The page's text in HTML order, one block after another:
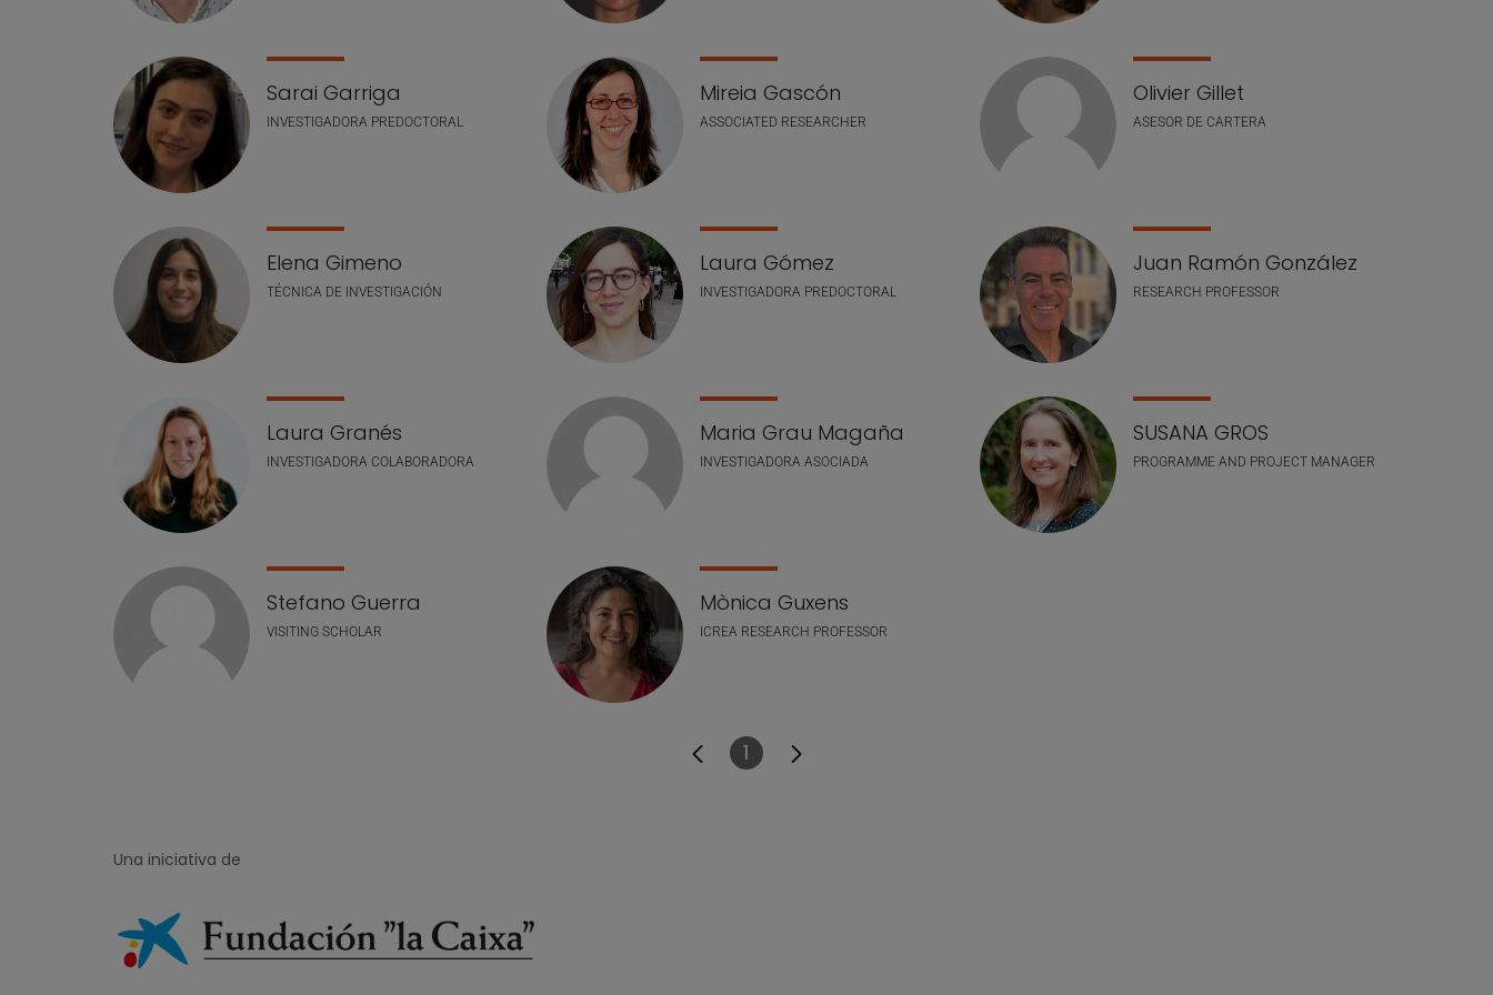
Sarai Garriga
INVESTIGADORA PREDOCTORAL
Mireia Gascón
ASSOCIATED RESEARCHER
Olivier Gillet
ASESOR DE CARTERA
Elena Gimeno
TÉCNICA DE INVESTIGACIÓN
Laura Gómez
INVESTIGADORA PREDOCTORAL
Juan Ramón González
RESEARCH PROFESSOR
Laura Granés
INVESTIGADORA COLABORADORA
Maria Grau Magaña
INVESTIGADORA ASOCIADA
SUSANA GROS
PROGRAMME AND PROJECT MANAGER
Stefano Guerra
VISITING SCHOLAR
Mònica Guxens
ICREA RESEARCH PROFESSOR
Página
1
Una iniciativa de